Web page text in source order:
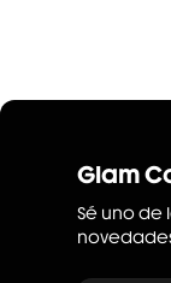
Glam
Sé uno de